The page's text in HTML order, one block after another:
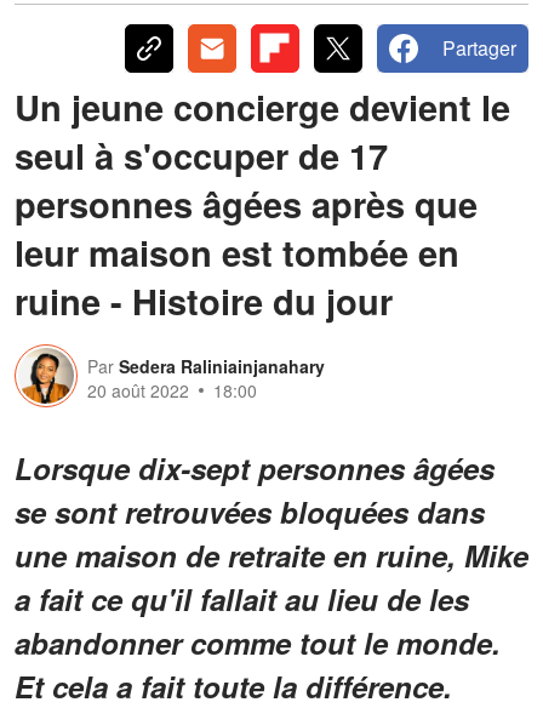
Partager
Un jeune concierge devient le
seul à s'occuper de 17
personnes âgées après que
leur maison est tombée en
ruine - Histoire du jour
Par Sedera Raliniainjanahary
20 août 2022
18:00
Lorsque dix-sept personnes âgées
se sont retrouvées bloquées dans
une maison de retraite en ruine, Mike
a fait ce qu'il fallait au lieu de les
abandonner comme tout le monde.
Et cela a fait toute la différence.